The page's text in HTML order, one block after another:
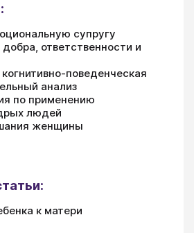
супругу
ответственности и
поведенческая
анализ
по применению
людей
женщины
к матери